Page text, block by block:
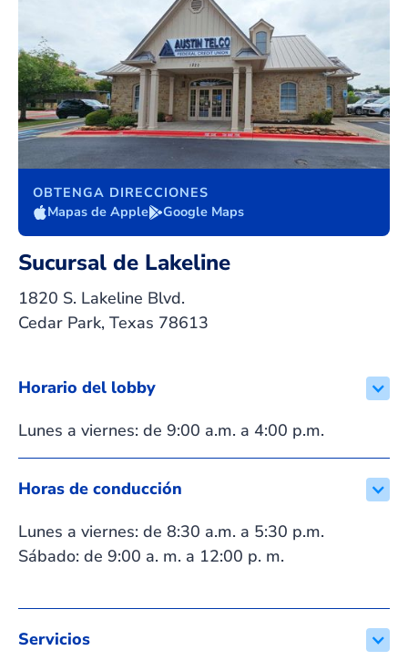
OBTENGA DIRECCIONES
Mapas de Apple
Google Maps
Sucursal de Lakeline
1820 S. Lakeline Blvd.
Cedar Park, Texas 78613
Horario del lobby
Lunes a viernes: de 9:00 a.m. a 4:00 p.m.
Horas de conducción
Lunes a viernes: de 8:30 a.m. a 5:30 p.m.
Sábado: de 9:00 a. m. a 12:00 p. m.
Servicios